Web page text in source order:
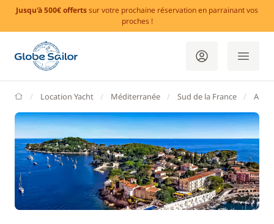
Jusqu'à 500€ offertssur votre prochaine réservation en parrainant vos
proches !
GlobeSailor
Location Yacht Méditerranée Sud de la France